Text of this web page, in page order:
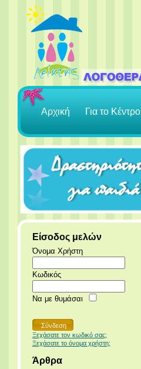
Αρχική Για το Κέντρο
Είσοδος μελών
Όνομα Χρήστη
Κωδικός
Να με θυμάσαι
Ξεχάσατε τον κωδικό σας;
Ξεχάσατε το όνομα χρήστη;
Άρθρα